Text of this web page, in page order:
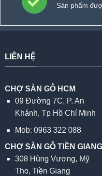
Sản phẩm
LIÊN HỆ
CHỢ SÀN GỖ HCM
09 Đường 7C, P. An
Khánh, Tp Hồ Chí Minh
Mob: 0963 322 088
CHỢ SÀN GỖ TIỀN GIANG
308 Hùng Vương, Mỹ
Tho, Tiền Giang